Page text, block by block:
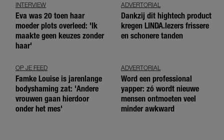
INTERVIEW
Eva was 20 toen haar
moeder plots overleed: 'Ik
maakte geen keuzes zonder
haar'
ADVERTORIAL
Dankzij dit hightech product
kregen LINDA.lezers frissere
en schonere tanden
OP JE FEED
Famke Louise is jarenlange
bodyshaming zat: 'Andere
vrouwen gaan hierdoor
onder het mes'
ADVERTORIAL
Word een professional
yapper: zó wordt nieuwe
mensen ontmoeten veel
minder awkward